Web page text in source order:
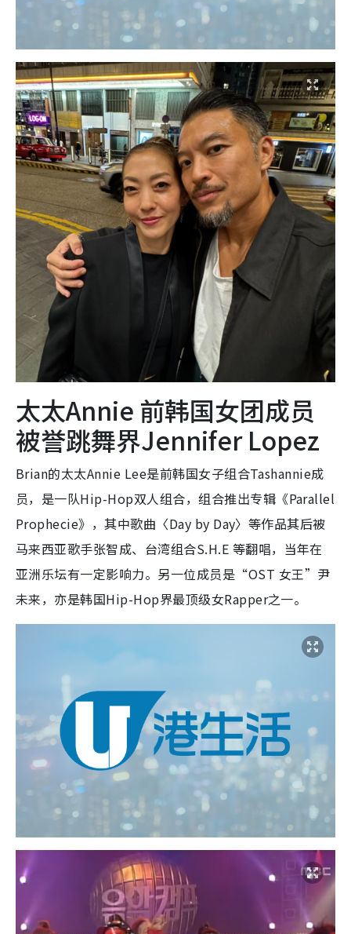
太太Annie 前韩国女团成员
被誉跳舞界Jennifer Lopez
Brian的太太Annie Lee是前韩国女子组合Tashannie成
员，是一队Hip-Hop双人组合，组合推出专辑《Parallel
Prophecie》，其中歌曲〈Day by Day〉等作品其后被
马来西亚歌手张智成、台湾组合S.H.E 等翻唱，当年在
亚洲乐坛有一定影响力。另一位成员是“OST 女王”尹
未来，亦是韩国Hip-Hop界最顶级女Rapper之一。